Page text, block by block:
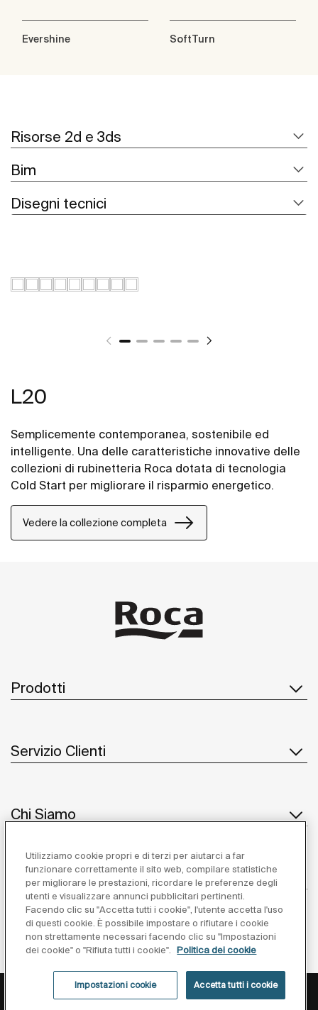
Evershine SoftTurn
Risorse 2d e 3ds
Bim
Disegni tecnici
L20
Semplicemente contemporanea, sostenibile ed
intelligente. Una delle caratteristiche innovative delle
collezioni di rubinetteria Roca dotata di tecnologia
Cold Start per migliorare il risparmio energetico.
Vedere la collezione completa
Prodotti
Servizio Clienti
Chi Siamo
Ispirazione
Seguiteci
Privacy Policy Avviso Legale Cookies Policy
Utilizziamo cookie propri e di terzi per aiutarci a far
funzionare correttamente il sito web, compilare statistiche
per migliorare le prestazioni, ricordare le preferenze degli
utenti e visualizzare annunci pubblicitari pertinenti.
Facendo clic su "Accetta tutti i cookie", l'utente accetta l'uso
di questi cookie. È possibile impostare o rifiutare i cookie
non strettamente necessari facendo clic su "Impostazioni
dei cookie" o "Rifiuta tutti i cookie".
Politica dei cookie
Impostazioni cookie Accetta tutti i cookie